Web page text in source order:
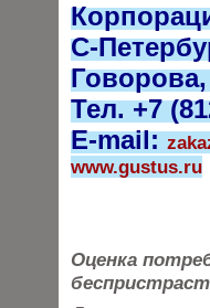
С-
Тел. +7
E-mail:
www.gustus.ru
Оценка